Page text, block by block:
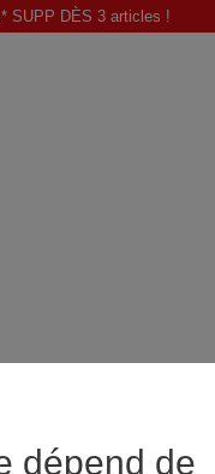
SUPP DÈS 3 articles !
dépend de